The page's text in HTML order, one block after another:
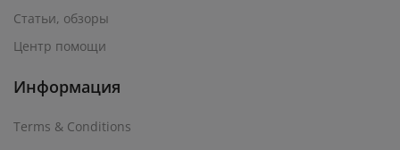
Статьи, обзоры
Центр помощи
Информация
Terms & Conditions